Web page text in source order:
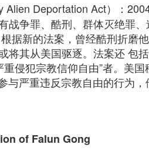
Alien Deportation Act）：
争罪、酷刑、群体灭绝罪
据新的法案，曾经酷刑折磨
将其从美国驱逐。法案还 包
侵犯宗教信仰自由”者。美
严重违反宗教自由的行为
of Falun Gong